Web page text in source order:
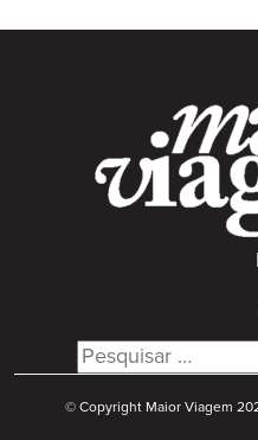
Search
for:
© Copyright Maior Viagem